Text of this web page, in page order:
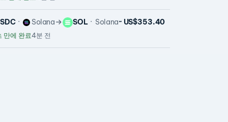
Solana SOL Solana~ US$353.40
만에 완료4분 전